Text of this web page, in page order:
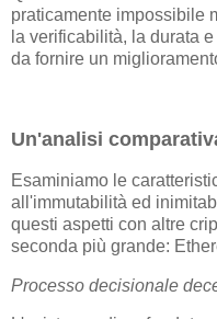
praticamente impossibile
la verificabilità, la durata
da fornire un
Un'analisi
Esaminiamo le
all'immutabilità ed
questi aspetti con altre
seconda più grande:
Processo decisionale